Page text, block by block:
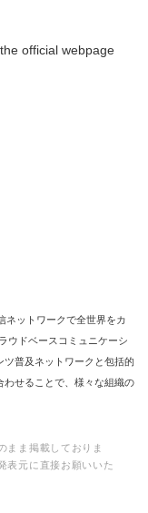
official webpage
ネットワークで全世界をカ
ウドベースコミュニケーシ
ツ普及ネットワークと包括的
わせることで、様々な組織の
まま掲載しておりま
表元に直接お願いいた